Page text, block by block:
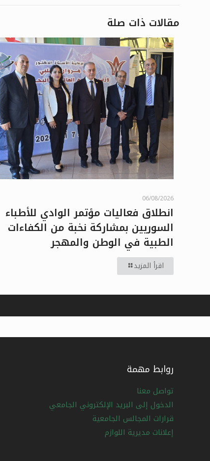
مقالات ذات صلة
06/08/2026
انطلاق فعاليات مؤتمر الوادي للأطباء
السوريين بمشاركة نخبة من الكفاءات
الطبية في الوطن والمهجر
اقرأ المزيد
روابط مهمة
تواصل معنا
الدخول إلى البريد الإلكتروني الجامعي
قرارات المجالس الجامعية
إعلانات مديرية اللوازم